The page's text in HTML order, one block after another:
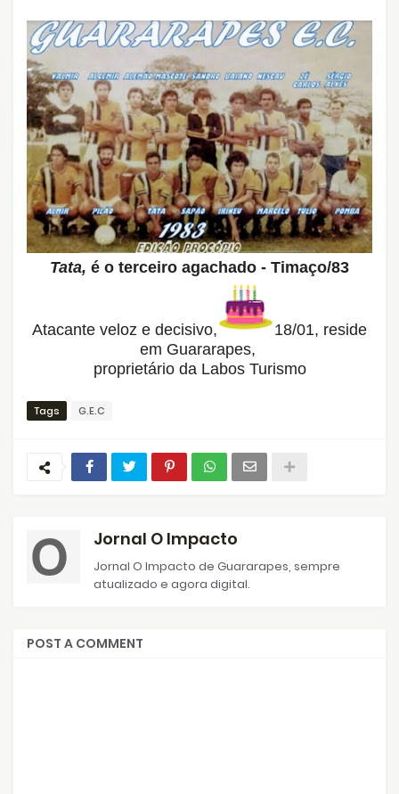
Tata, é o terceiro agachado - Timaço/83
Atacante veloz e decisivo,
18/01, reside
em Guararapes,
proprietário da Labos Turismo
Tags G.E.C
Jornal O Impacto
Jornal O Impacto de Guararapes, sempre
atualizado e agora digital.
POST A COMMENT